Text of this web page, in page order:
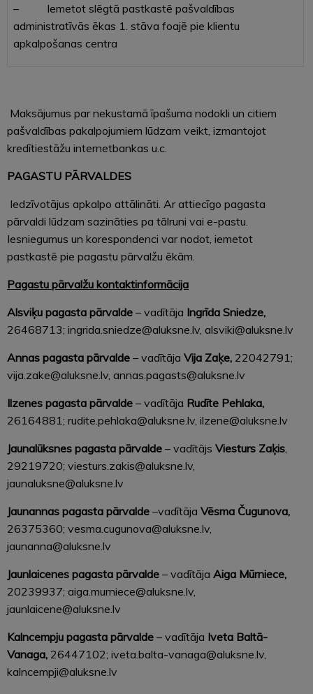
– Iemetot slēgtā pastkastē pašvaldības
administratīvās ēkas 1. stāva foajē pie klientu
apkalpošanas centra
Maksājumus par nekustamā īpašuma nodokli un citiem
pašvaldības pakalpojumiem lūdzam veikt, izmantojot
kredītiestāžu internetbankas u.c.
PAGASTU PĀRVALDES
Iedzīvotājus apkalpo attālināti. Ar attiecīgo pagasta
pārvaldi lūdzam sazināties pa tālruni vai e-pastu.
Iesniegumus un korespondenci var nodot, iemetot
pastkastē pie pagastu pārvalžu ēkām.
Pagastu pārvalžu kontaktinformācija
Alsviķu pagasta pārvalde – vadītāja Ingrīda Sniedze,
26468713; ingrida.sniedze@aluksne.lv, alsviki@aluksne.lv
Annas pagasta pārvalde – vadītāja Vija Zaķe, 22042791;
vija.zake@aluksne.lv, annas.pagasts@aluksne.lv
Ilzenes pagasta pārvalde – vadītāja Rudīte Pehlaka,
26164881; rudite.pehlaka@aluksne.lv, ilzene@aluksne.lv
Jaunalūksnes pagasta pārvalde – vadītājs Viesturs Zaķis
29219720; viesturs.zakis@aluksne.lv,
jaunaluksne@aluksne.lv
Jaunannas pagasta pārvalde –vadītāja Vēsma Čugunova,
26375360; vesma.cugunova@aluksne.lv,
jaunanna@aluksne.lv
Jaunlaicenes pagasta pārvalde – vadītāja Aiga Mūrniece,
20239937; aiga.murniece@aluksne.lv,
jaunlaicene@aluksne.lv
Kalncempju pagasta pārvalde – vadītāja Iveta Baltā-
Vanaga, 26447102; iveta.balta-vanaga@aluksne.lv,
kalncempji@aluksne.lv